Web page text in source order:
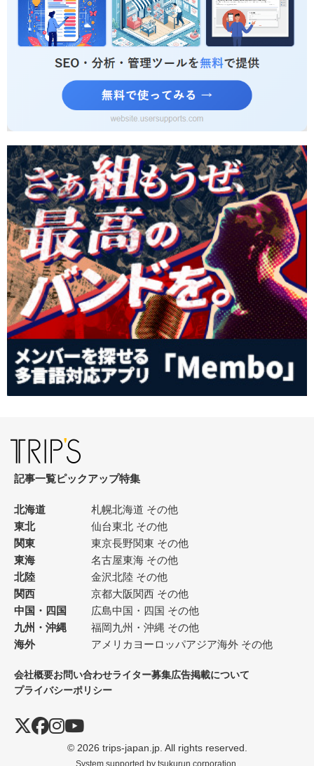
記事一覧ピックアップ特集
北海道 札幌北海道 その他
東北
仙台東北 その他
関東
東京長野関東 その他
東海
名古屋東海 その他
北陸
金沢北陸 その他
関西
京都大阪関西 その他
中国・四国
広島中国・四国 その他
九州・沖縄
福岡九州・沖縄 その他
海外
アメリカ ヨーロッパアジア海外 その他
会社概要お問い合わせライター募集広告掲載について
プライバシーポリシー
© 2026 trips-japan.jp. All rights reserved.
System supported by tsukurun corporation.